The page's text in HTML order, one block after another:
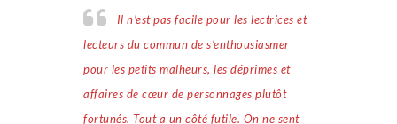
Il n’est pas facile pour les lectrices et
lecteurs du commun de s’enthousiasmer
pour les petits malheurs, les déprimes et
affaires de cœur de personnages plutôt
fortunés. Tout a un côté futile. On ne sent